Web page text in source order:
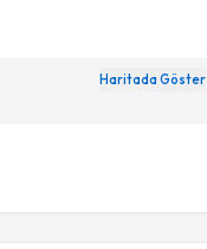
Haritada Göster